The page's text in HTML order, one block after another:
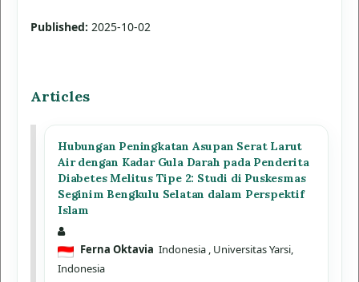
Published: 2025-10-02
Articles
Hubungan Peningkatan Asupan Serat Larut
Air dengan Kadar Gula Darah pada Penderita
Diabetes Melitus Tipe 2: Studi di Puskesmas
Seginim Bengkulu Selatan dalam Perspektif
Islam
Ferna Oktavia Indonesia , Universitas Yarsi,
Indonesia